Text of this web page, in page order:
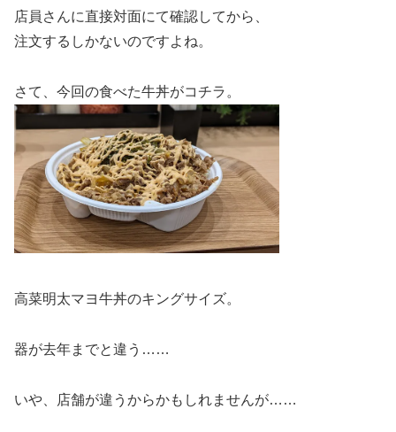
店員さんに直接対面にて確認してから、
注文するしかないのですよね。
さて、今回の食べた牛丼がコチラ。
高菜明太マヨ牛丼のキングサイズ。
器が去年までと違う……
いや、店舗が違うからかもしれませんが……